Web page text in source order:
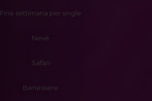
Fine settimana per single
Neve
Safari
Benessere